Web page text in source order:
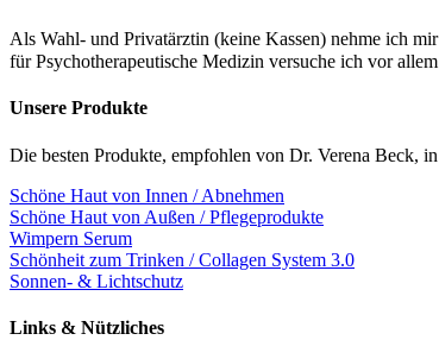
Als Wahl- und Privatärztin (keine Kassen) nehme ich
für Psychotherapeutische Medizin versuche ich vor
Unsere Produkte
Die besten Produkte, empfohlen von Dr. Verena Beck,
Schöne Haut von Innen / Abnehmen
Schöne Haut von Außen / Pflegeprodukte
Wimpern Serum
Schönheit zum Trinken / Collagen System 3.0
Sonnen- & Lichtschutz
Links & Nützliches